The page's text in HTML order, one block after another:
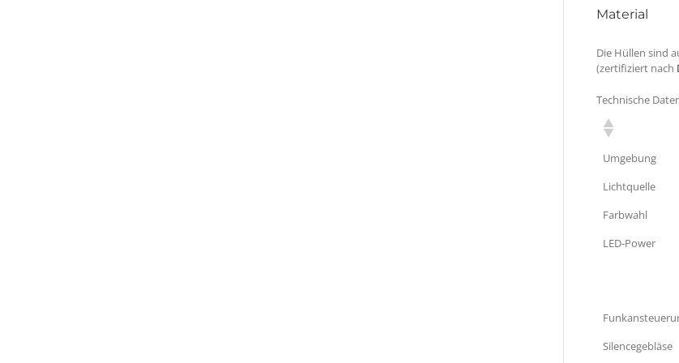
Material
Die Hüllen sind
(zertifiziert nach
Technische
Umgebung
Lichtquelle
Farbwahl
LED-Power
Silencegebläse